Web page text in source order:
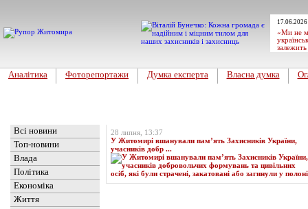
«Ми не
Аналітика Фоторепортажи Думка експерта Власна думка
Всі новини
Топ-новини
Влада
Політика
Економіка
Життя
28 липня, 13:37
У Житомирі вшанували пам’ять Захисників України,
учасників добр ...